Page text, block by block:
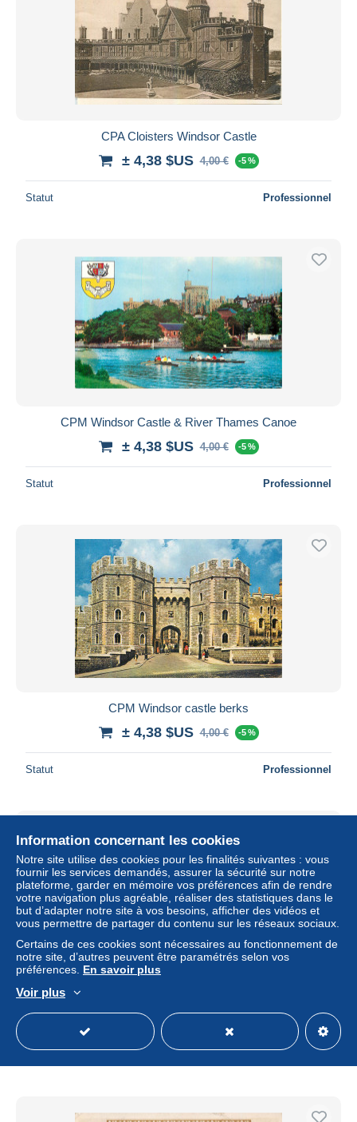
CPA Cloisters Windsor Castle
± 4,38 $US 4,00 € -5 %
Statut Professionnel
CPM Windsor Castle & River Thames Canoe
± 4,38 $US 4,00 € -5 %
Statut Professionnel
CPM Windsor castle berks
± 4,38 $US 4,00 € -5 %
Statut Professionnel
± 4,38 $US
Information concernant les cookies
Notre site utilise des cookies pour les finalités suivantes : vous
fournir les services demandés, assurer la sécurité sur notre
plateforme, garder en mémoire vos préférences afin de rendre
votre navigation plus agréable, réaliser des statistiques dans le
but d’adapter notre site à vos besoins, afficher des vidéos et
vous permettre de partager du contenu sur les réseaux sociaux.
Certains de ces cookies sont nécessaires au fonctionnement de
notre site, d’autres peuvent être paramétrés selon vos
préférences. En savoir plus
Voir plus